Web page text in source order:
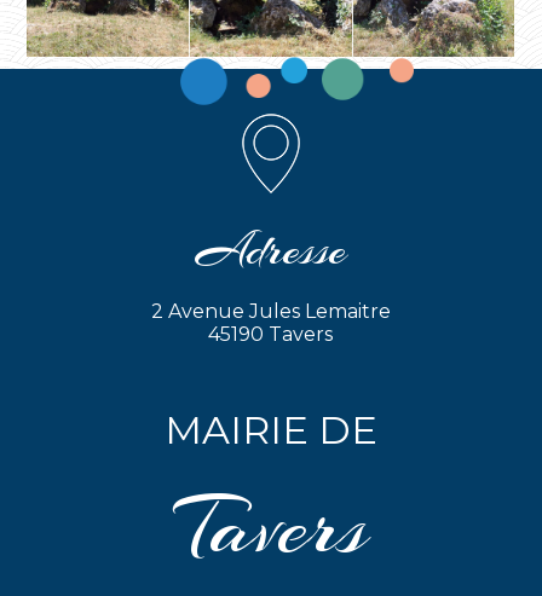
Adresse
2 Avenue Jules Lemaitre
45190 Tavers
MAIRIE DE
Tavers